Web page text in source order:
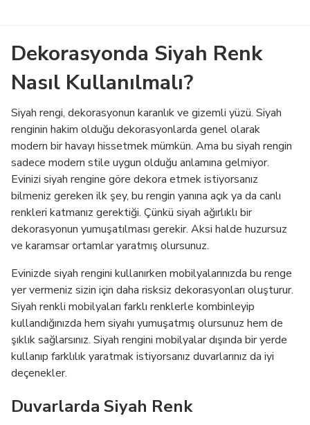
Dekorasyonda Siyah Renk
Nasıl Kullanılmalı?
Siyah rengi, dekorasyonun karanlık ve gizemli yüzü. Siyah
renginin hakim olduğu dekorasyonlarda genel olarak
modern bir havayı hissetmek mümkün. Ama bu siyah rengin
sadece modern stile uygun olduğu anlamına gelmiyor.
Evinizi siyah rengine göre dekora etmek istiyorsanız
bilmeniz gereken ilk şey, bu rengin yanına açık ya da canlı
renkleri katmanız gerektiği. Çünkü siyah ağırlıklı bir
dekorasyonun yumuşatılması gerekir. Aksi halde huzursuz
ve karamsar ortamlar yaratmış olursunuz.
Evinizde siyah rengini kullanırken mobilyalarınızda bu renge
yer vermeniz sizin için daha risksiz dekorasyonları oluşturur.
Siyah renkli mobilyaları farklı renklerle kombinleyip
kullandığınızda hem siyahı yumuşatmış olursunuz hem de
şıklık sağlarsınız. Siyah rengini mobilyalar dışında bir yerde
kullanıp farklılık yaratmak istiyorsanız duvarlarınız da iyi
deçenekler.
Duvarlarda Siyah Renk